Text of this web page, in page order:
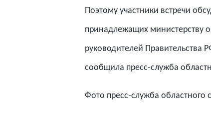
Поэтому участники встречи
принадлежащих министерству
руководителей Правительства
сообщила пресс-служба
Фото пресс-служба областного